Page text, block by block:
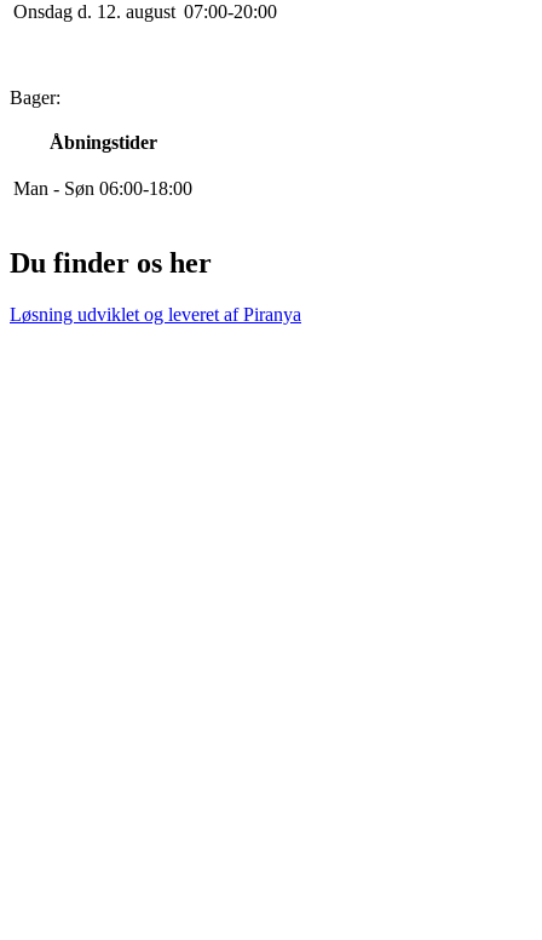
Onsdag d. 12. august 07:00-20:00
Bager:
Åbningstider
Man - Søn 06:00-18:00
Du finder os her
Løsning udviklet og leveret afPiranya